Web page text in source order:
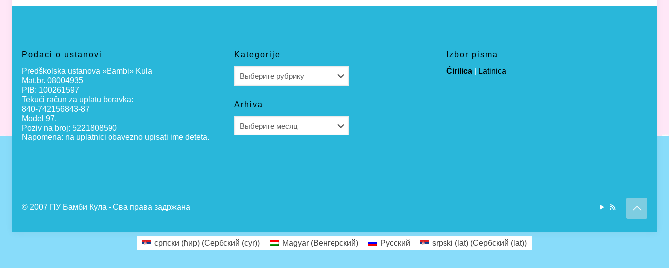
Podaci o ustanovi
Predškolska ustanova »Bambi» Kula
Mat.br. 08004935
PIB: 100261597
Tekući račun za uplatu boravka:
840-742156843-87
Model 97,
Poziv na broj: 5221808590
Napomena: na uplatnici obavezno upisati ime deteta.
Kategorije
Arhiva
Izbor pisma
Ćirilica
Latinica
© 2007 ПУ Бамби Кула - Сва права задржана
српски (ћир) (Сербский (cyr)) Magyar(Венгерский) Русский srpski (lat) (Сербский (lat))